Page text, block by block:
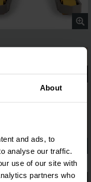
About
and ads, to
analyse our traffic.
use of our site with
partners who